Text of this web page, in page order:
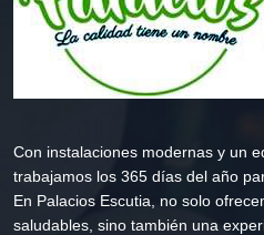
Con instalaciones modernas y un
trabajamos los 365 días del año
En Palacios Escutia, no solo
saludables, sino también una